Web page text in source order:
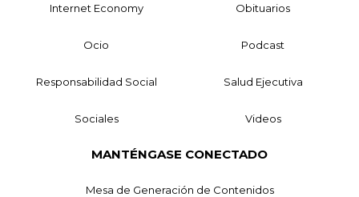
Internet Economy Obituarios
Ocio Podcast
Responsabilidad Social Salud Ejecutiva
Sociales Videos
MANTÉNGASE CONECTADO
Mesa de Generación de Contenidos